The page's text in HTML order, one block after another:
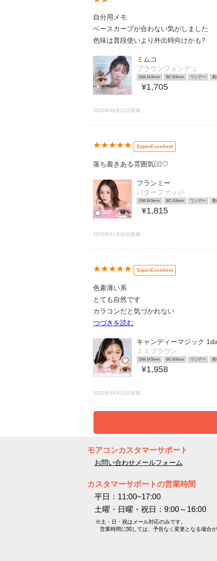
自分用メモ
ベースカーブが合わない気がしました
色味は普段使いより外出時向けかも?
ミムコ
ブラウンフォンデュ
DIA 14.2mm BC 8.6mm ワンデー 着
¥1,705
2022年06月21日投稿
★★★★★ SuperExcellent
落ち着きある雰囲気🙆‍♀️♡
フランミー
バターファッジ
DIA 14.5mm BC 8.6mm ワンデー 着
¥1,815
2025年01月30日投稿
★★★★★ SuperExcellent
色素薄い系
とても自然です
カラコンだと気づかれない
つづきを読む
キャンディーマジック
ミミブラウン
DIA 14.5mm BC 8.6mm ワンデー 着
¥1,958
2022年06月21日投稿
モアコンカスタマーサポート
お問い合わせメールフォーム
カスタマーサポートの営業時間
平日：11:00~17:00
土曜・日曜・祝日：9:00～16:00
※土・日・祝はメール対応のみです。
営業時間に関しては、予告なく変更となる場合が